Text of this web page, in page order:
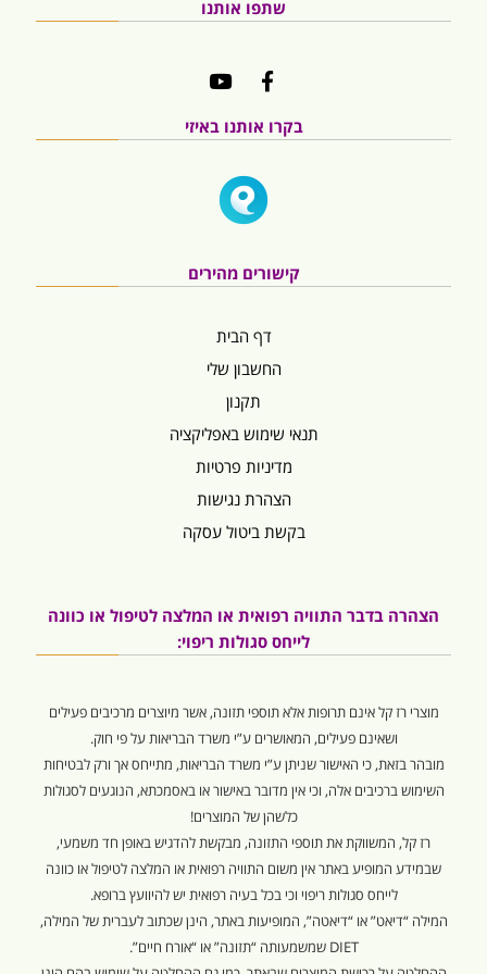
שתפו אותנו
בקרו אותנו באיזי
קישורים מהירים
דף הבית
החשבון שלי
תקנון
תנאי שימוש באפליקציה
מדיניות פרטיות
הצהרת נגישות
בקשת ביטול עסקה
הצהרה בדבר התוויה רפואית או המלצה לטיפול או כוונה
לייחס סגולות ריפוי:
מוצרי רז קל אינם תרופות אלא תוספי תזונה, אשר מיוצרים מרכיבים פעילים
ושאינם פעילים, המאושרים ע”י משרד הבריאות על פי חוק.
מובהר בזאת, כי האישור שניתן ע”י משרד הבריאות, מתייחס אך ורק לבטיחות
השימוש ברכיבים אלה, וכי אין מדובר באישור או באסמכתא, הנוגעים לסגולות
כלשהן של המוצרים!
רז קל, המשווקת את תוספי התזונה, מבקשת להדגיש באופן חד משמעי,
שבמידע המופיע באתר אין משום התוויה רפואית או המלצה לטיפול או כוונה
לייחס סגולות ריפוי וכי בכל בעיה רפואית יש להיוועץ ברופא.
המילה “דיאט” או “דיאטה”, המופיעות באתר, הינן שכתוב לעברית של המילה,
DIET שמשמעותה “תזונה” או “אורח חיים”.